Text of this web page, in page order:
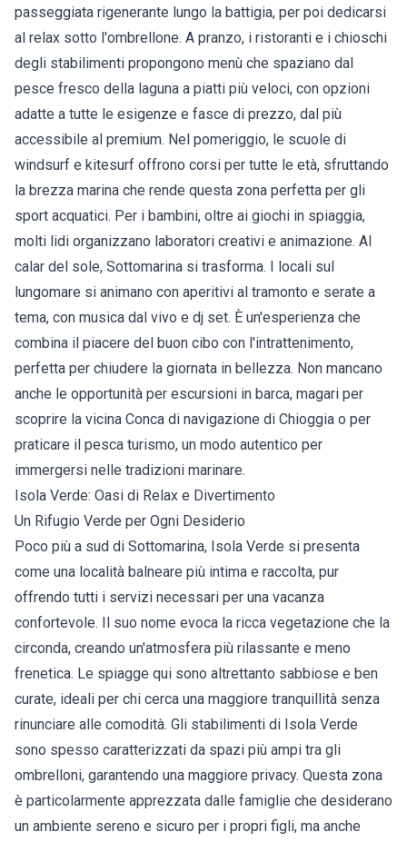
passeggiata rigenerante lungo la battigia, per poi dedicarsi
al relax sotto l'ombrellone. A pranzo, i ristoranti e i chioschi
degli stabilimenti propongono menù che spaziano dal
pesce fresco della laguna a piatti più veloci, con opzioni
adatte a tutte le esigenze e fasce di prezzo, dal più
accessibile al premium. Nel pomeriggio, le scuole di
windsurf e kitesurf offrono corsi per tutte le età, sfruttando
la brezza marina che rende questa zona perfetta per gli
sport acquatici. Per i bambini, oltre ai giochi in spiaggia,
molti lidi organizzano laboratori creativi e animazione. Al
calar del sole, Sottomarina si trasforma. I locali sul
lungomare si animano con aperitivi al tramonto e serate a
tema, con musica dal vivo e dj set. È un'esperienza che
combina il piacere del buon cibo con l'intrattenimento,
perfetta per chiudere la giornata in bellezza. Non mancano
anche le opportunità per escursioni in barca, magari per
scoprire la vicina Conca di navigazione di Chioggia o per
praticare il pesca turismo, un modo autentico per
immergersi nelle tradizioni marinare.
Isola Verde: Oasi di Relax e Divertimento
Un Rifugio Verde per Ogni Desiderio
Poco più a sud di Sottomarina, Isola Verde si presenta
come una località balneare più intima e raccolta, pur
offrendo tutti i servizi necessari per una vacanza
confortevole. Il suo nome evoca la ricca vegetazione che la
circonda, creando un'atmosfera più rilassante e meno
frenetica. Le spiagge qui sono altrettanto sabbiose e ben
curate, ideali per chi cerca una maggiore tranquillità senza
rinunciare alle comodità. Gli stabilimenti di Isola Verde
sono spesso caratterizzati da spazi più ampi tra gli
ombrelloni, garantendo una maggiore privacy. Questa zona
è particolarmente apprezzata dalle famiglie che desiderano
un ambiente sereno e sicuro per i propri figli, ma anche